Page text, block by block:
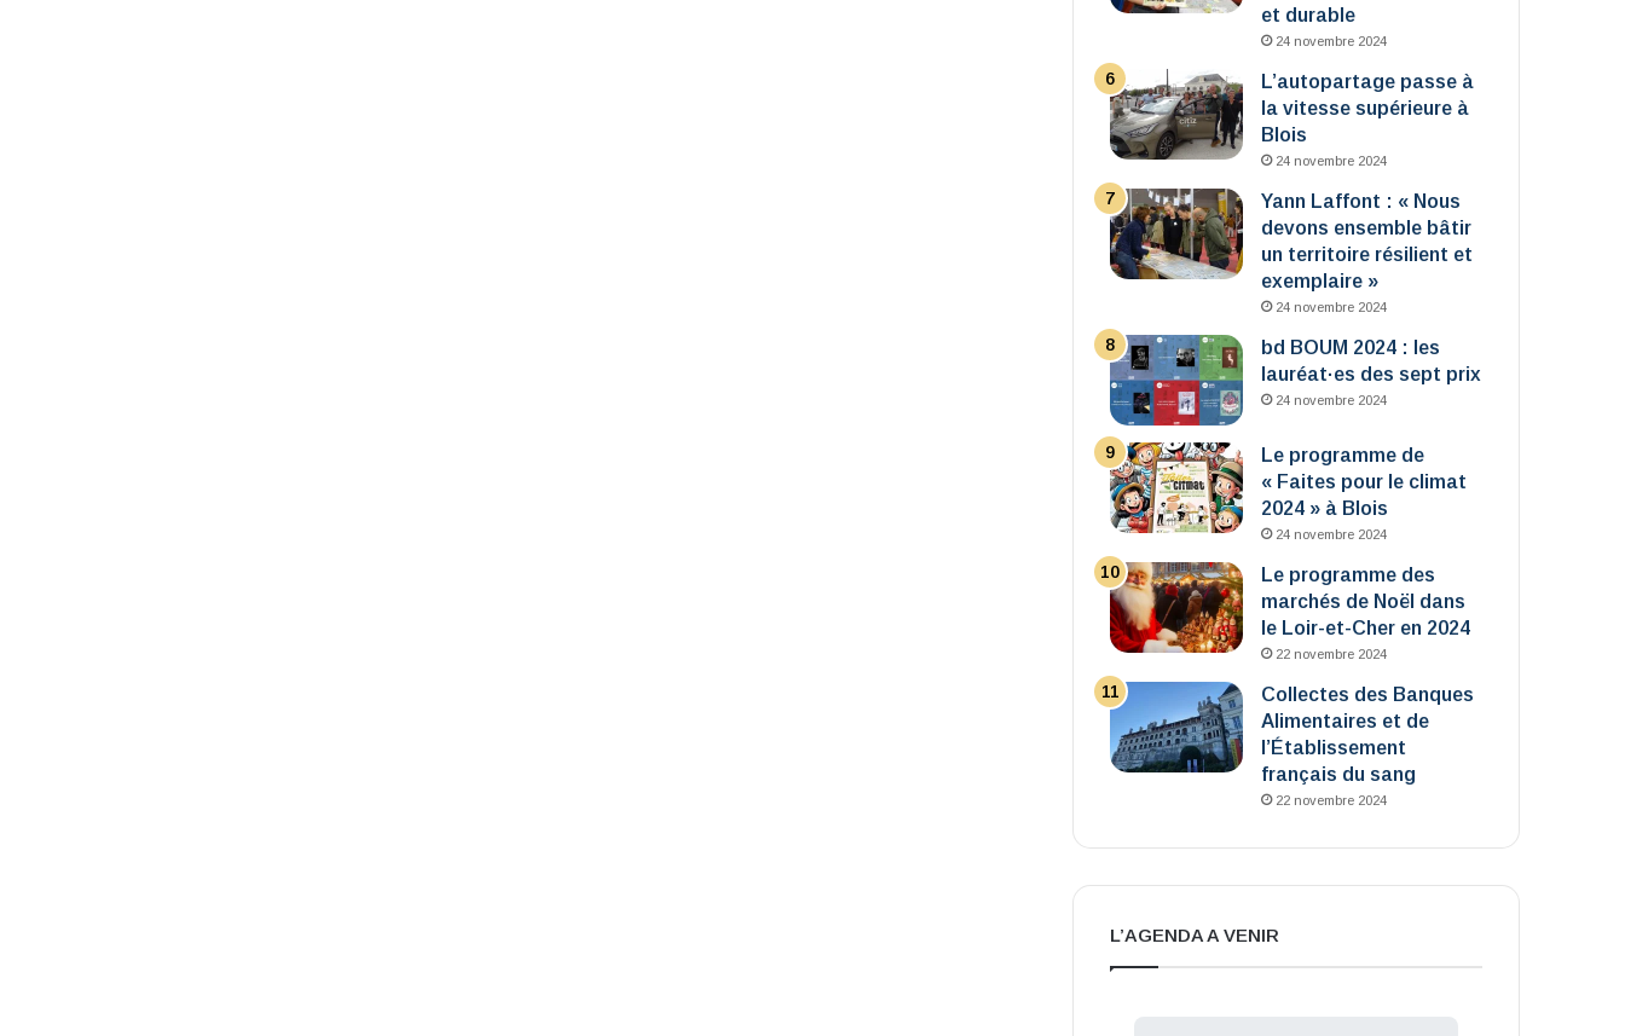
et durable
24 novembre 2024
L’autopartage passe à
la vitesse supérieure à
Blois
24 novembre 2024
Yann Laffont : « Nous
devons ensemble bâtir
un territoire résilient et
exemplaire »
24 novembre 2024
bd BOUM 2024 : les
lauréat·es des sept prix
24 novembre 2024
Le programme de
« Faites pour le climat
2024 » à Blois
24 novembre 2024
Le programme des
marchés de Noël dans
le Loir-et-Cher en 2024
22 novembre 2024
Collectes des Banques
Alimentaires et de
l’Établissement
français du sang
22 novembre 2024
L’AGENDA A VENIR